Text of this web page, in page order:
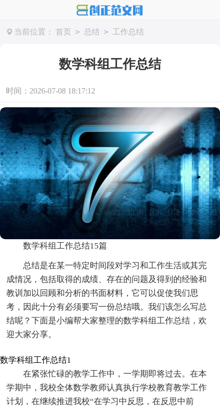
当前位置： 首页 > 总结 > 工作总结
数学科组工作总结
时间：2026-07-08 18:17:12
数学科组工作总结15篇
总结是在某一特定时间段对学习和工作生活或其完
成情况，包括取得的成绩、存在的问题及得到的经验和
教训加以回顾和分析的书面材料，它可以促使我们思
考，因此十分有必须要写一份总结哦。我们该怎么写总
结呢？下面是小编帮大家整理的数学科组工作总结，欢
迎大家分享。
数学科组工作总结1
在紧张忙碌的教学工作中，一学期即将过去。在本
学期中，我校全体数学教师认真执行学校教育教学工作
计划，在继续推进我校“在学习中反思，在反思中前